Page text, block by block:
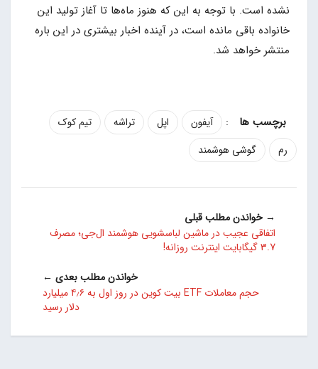
نشده است. با توجه به این که هنوز ماه‌ها تا آغاز تولید این
خانواده باقی مانده است، در آینده اخبار بیشتری در این باره
منتشر خواهد شد.
: آیفون اپل تراشه
تیم کوک
رم
گوشی هوشمند
→ خواندن مطلب قبلی
اتفاقی عجیب در ماشین لباسشویی هوشمند ال‌جی؛ مصرف
3.7 گیگابایت اینترنت روزانه!
خواندن مطلب بعدی ←
حجم معاملات ETF بیت کوین در روز اول به ۴٫۶ میلیارد
دلار رسید